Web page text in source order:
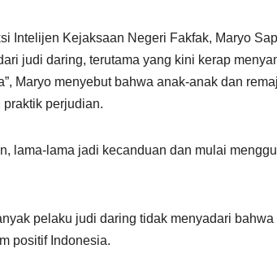
Intelijen Kejaksaan Negeri Fakfak, Maryo
judi daring, terutama yang kini kerap
Maryo menyebut bahwa anak-anak dan
perjudian.
lama-lama jadi kecanduan dan mulai
pelaku judi daring tidak menyadari
positif Indonesia.